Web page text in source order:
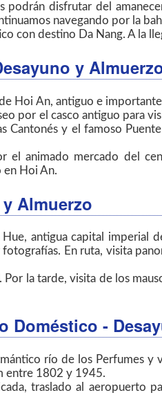
podrán disfrutar del
navegando por la
con destino Da Nang. A la
y
Hoi An, antiguo e
por el casco antiguo para
Cantonés y el famoso
el animado mercado del
en Hoi An.
Almuerzo
antigua capital
fotografías. En ruta, visita
la tarde, visita de los
Doméstico -
río de los Perfumes
entre 1802 y 1945.
traslado al aeropuerto